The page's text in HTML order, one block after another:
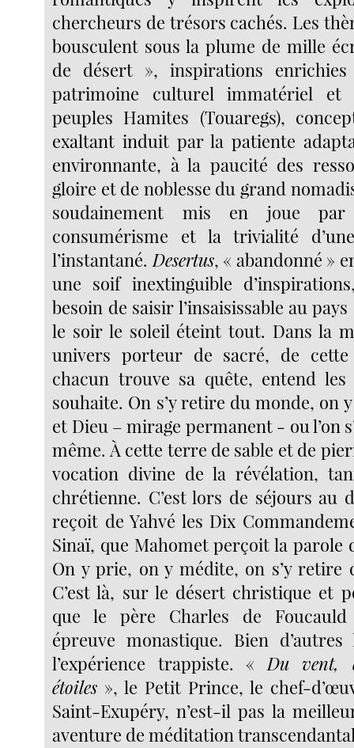
chercheurs de trésors cachés. Les
bousculent sous la plume de mille
de désert », inspirations enrichies
patrimoine culturel immatériel et
peuples Hamites (Touaregs),
exaltant induit par la patiente
environnante, à la paucité des
gloire et de noblesse du grand
soudainement mis en joue par
consumérisme et la trivialité
l’instantané.Desertus, « abandonné »
une soif inextinguible
besoin de saisir l’insaisissable au pays
le soir le soleil éteint tout. Dans la
univers porteur de sacré, de
chacun trouve sa quête, entend les
souhaite. On s’y retire du monde, on
et Dieu – mirage permanent - ou l’on
même. À cette terre de sable et de
vocation divine de la révélation,
chrétienne. C’est lors de séjours au
reçoit de Yahvé les Dix
Sinaï, que Mahomet perçoit la parole
On y prie, on y médite, on s’y retire
C’est là, sur le désert christique et
que le père Charles de
épreuve monastique. Bien
l’expérience trappiste. «Du vent,
étoiles », le Petit Prince, le chef-
Saint-Exupéry, n’est-il pas la
aventure de méditation